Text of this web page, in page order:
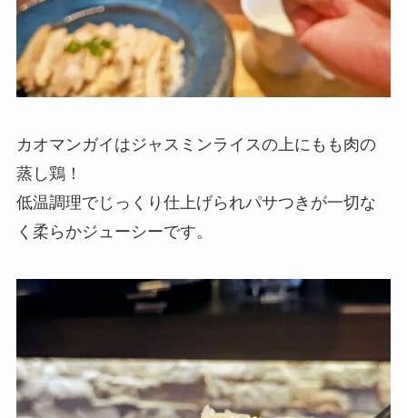
カオマンガイはジャスミンライスの上にもも肉の
蒸し鶏！
低温調理でじっくり仕上げられパサつきが一切な
く柔らかジューシーです。